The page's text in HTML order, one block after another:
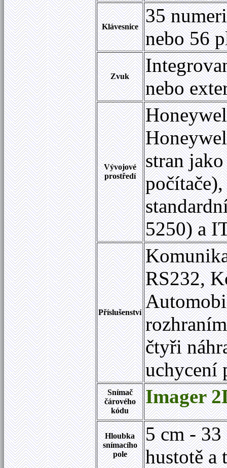
Klávesnice
35
nebo 56
Zvuk
nebo
Vývojové
prostředí
stran
5250) a
Příslušenství
RS232,
čtyři
uchycení
Snímač
čárového
kódu
Imager
Hloubka
snímacího
pole
5 cm -
hustotě a